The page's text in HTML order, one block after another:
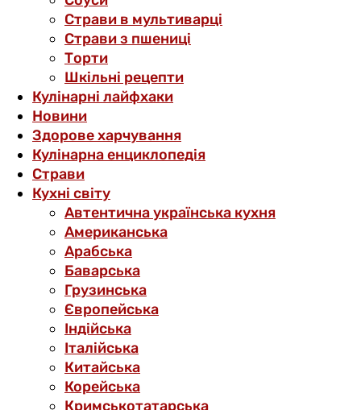
Страви в мультиварці
Страви з пшениці
Торти
Шкільні рецепти
Кулінарні лайфхаки
Новини
Здорове харчування
Кулінарна енциклопедія
Страви
Кухні світу
Автентична українська кухня
Американська
Арабська
Баварська
Грузинська
Європейська
Індійська
Італійська
Китайська
Корейська
Кримськотатарська